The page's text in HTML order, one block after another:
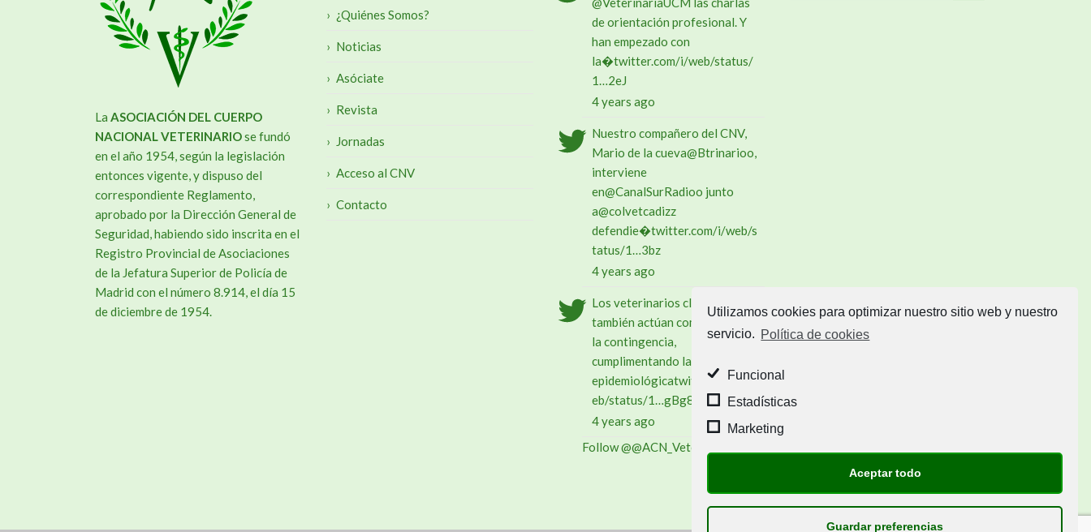
Utilizamos cookies para optimizar nuestro sitio web y nuestro
servicio. Política de cookies
Funcional
Estadísticas
Marketing
Aceptar todo
Guardar preferencias
La ASOCIACIÓN DEL CUERPO
NACIONAL VETERINARIOse fundó
en el año 1954, según la legislación
entonces vigente, y dispuso del
correspondiente Reglamento,
aprobado por la Dirección General de
Seguridad, habiendo sido inscrita en el
Registro Provincial de Asociaciones
de la Jefatura Superior de Policía de
Madrid con el número 8.914, el día 15
de diciembre de 1954.
¿Quiénes Somos?
Noticias
Asóciate
Revista
Jornadas
Acceso al CNV
Contacto
de orientación profesional. Y
han empezado con
la�twitter.com/i/web/status/
1…2eJ
4 years ago
Nuestro compañero del CNV,
Mario de la cueva@Btrinarioo,
interviene
en@CanalSurRadioo junto
a@colvetcadizz
defendie�twitter.com/i/web/s
tatus/1…3bz
4 years ago
Los veterinarios clínicos
también actúan como parte de
la contingencia,
cumplimentando la encuesta
epidemiológicatwitter.com/i/w
eb/status/1…gBg8ki
4 years ago
Follow @@ACN_Veterinario